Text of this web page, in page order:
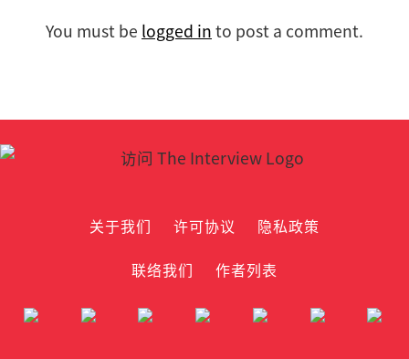
You must be logged in to post a comment.
关于我们 许可协议
隐私政策
联络我们
作者列表